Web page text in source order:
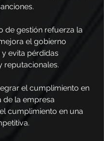
de gestión refuerza la
el gobierno
evita pérdidas
reputacionales.
el cumplimiento en
de la empresa
cumplimiento en una